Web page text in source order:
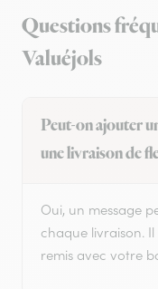
Questions
Valuéjols
Peut-on ajouter
une livraison de
Oui, un message
chaque livraison.
remis avec votre